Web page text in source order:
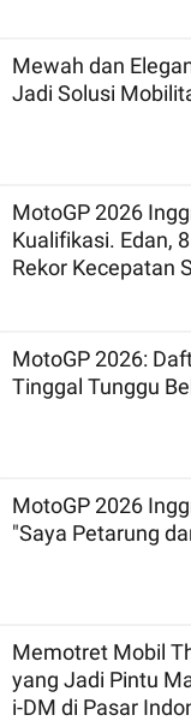
Mewah dan
Jadi Solusi
MotoGP 2026
Kualifikasi. Edan,
Rekor Kecepatan
MotoGP 2026:
Tinggal Tunggu
MotoGP 2026
"Saya Petarung
Memotret Mobil
yang Jadi Pintu
i-DM di Pasar